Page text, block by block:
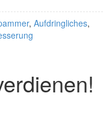
, Aufdringliches,